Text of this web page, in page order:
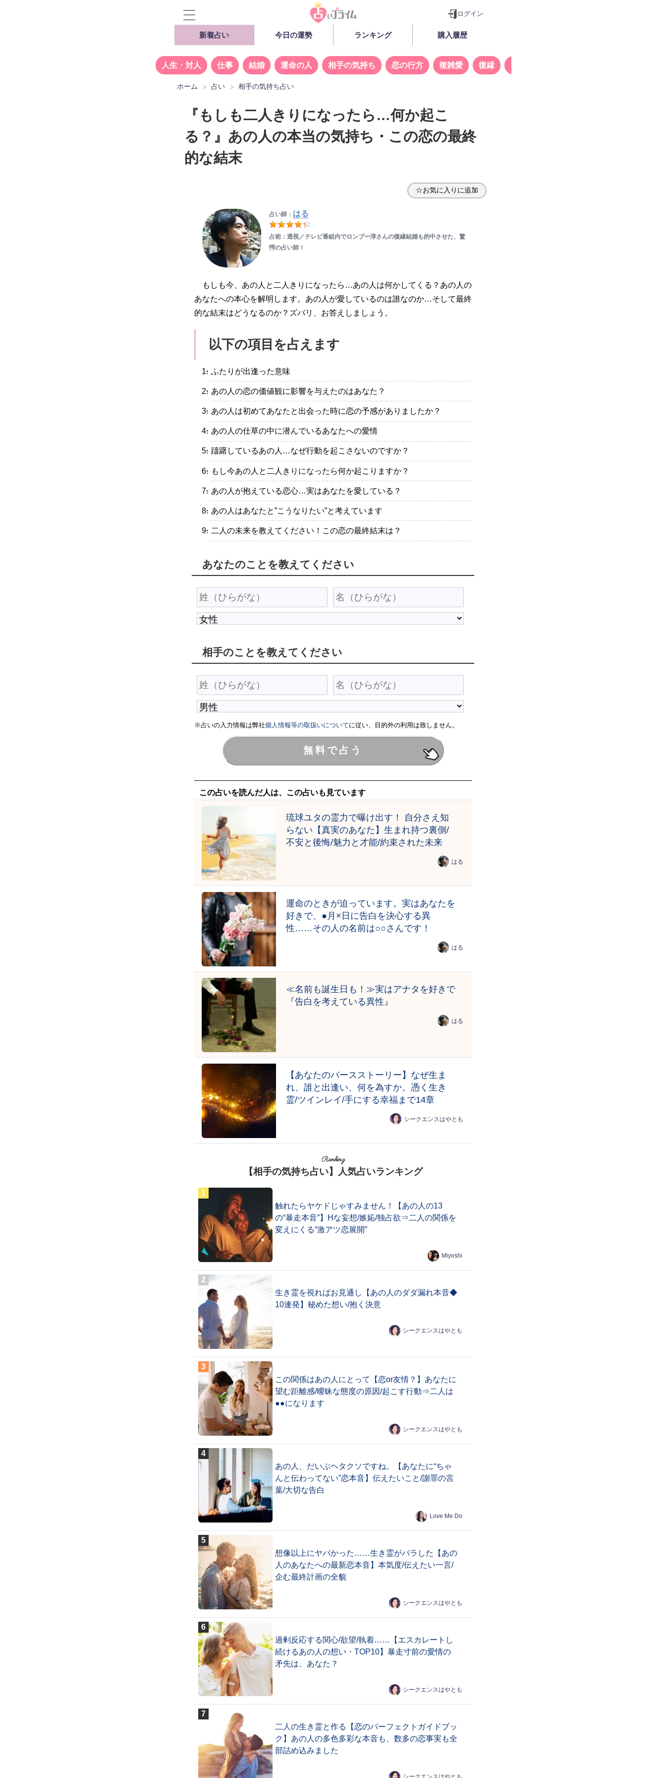
ログイン
新着占い 今日の運勢 ランキング 購入履歴
人生・対人 仕事 結婚 運命の人 相手の気持ち 恋の行方 複雑愛 復縁
ホーム 占い 相手の気持ち占い
『もしも二人きりになったら…何か起こ
る？』あの人の本当の気持ち・この恋の最終
的な結末
☆お気に入りに追加
占い師： はる
占術：透視／テレビ番組内でロンブー淳さんの復縁結婚も的中させた、驚
愕の占い師！
もしも今、あの人と二人きりになったら…あの人は何かしてくる？あの人の
あなたへの本心を解明します。あの人が愛しているのは誰なのか…そして最終
的な結末はどうなるのか？ズバリ、お答えしましょう。
以下の項目を占えます
・ふたりが出逢った意味
・あの人の恋の価値観に影響を与えたのはあなた？
・あの人は初めてあなたと出会った時に恋の予感がありましたか？
・あの人の仕草の中に潜んでいるあなたへの愛情
・躊躇しているあの人…なぜ行動を起こさないのですか？
・もし今あの人と二人きりになったら何か起こりますか？
・あの人が抱えている恋心…実はあなたを愛している？
・あの人はあなたと”こうなりたい”と考えています
・二人の未来を教えてください！この恋の最終結末は？
あなたのことを教えてください
相手のことを教えてください
※占いの入力情報は弊社個人情報等の取扱いについてに従い、目的外の利用は致しません。
この占いを読んだ人は、この占いも見ています
琉球ユタの霊力で曝け出す！ 自分さえ知
らない【真実のあなた】生まれ持つ裏側/
不安と後悔/魅力と才能/約束された未来
はる
運命のときが迫っています。実はあなたを
好きで、●月×日に告白を決心する異
性……その人の名前は○○さんです！
はる
≪名前も誕生日も！≫実はアナタを好きで
『告白を考えている異性』
はる
【あなたのバースストーリー】なぜ生ま
れ、誰と出逢い、何を為すか。憑く生き
霊/ツインレイ/手にする幸福まで14章
シークエンスはやとも
Ranking
【相手の気持ち占い】人気占いランキング
触れたらヤケドじゃすみません！【あの人の13
の“暴走本音”】Hな妄想/嫉妬/独占欲⇒二人の関係を
変えにくる“激アツ恋展開”
Miyoshi
生き霊を視ればお見通し【あの人のダダ漏れ本音◆
10連発】秘めた想い/抱く決意
シークエンスはやとも
この関係はあの人にとって【恋or友情？】あなたに
望む距離感/曖昧な態度の原因/起こす行動⇒二人は
●●になります
シークエンスはやとも
あの人、だいぶヘタクソですね。【あなたに“ちゃ
んと伝わってない”恋本音】伝えたいこと/謝罪の言
葉/大切な告白
Love Me Do
想像以上にヤバかった……生き霊がバラした【あの
人のあなたへの最新恋本音】本気度/伝えたい一言/
企む最終計画の全貌
シークエンスはやとも
過剰反応する関心/欲望/執着……【エスカレートし
続けるあの人の想い・TOP10】暴走寸前の愛情の
矛先は、あなた？
シークエンスはやとも
二人の生き霊と作る【恋のパーフェクトガイドブッ
ク】あの人の多色多彩な本音も、数多の恋事実も全
部詰め込みました
シークエンスはやとも